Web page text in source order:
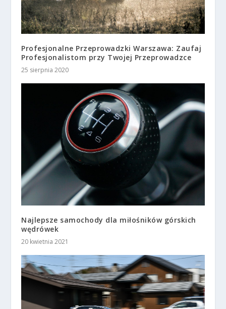
Profesjonalne Przeprowadzki Warszawa: Zaufaj
Profesjonalistom przy Twojej Przeprowadzce
25 sierpnia 2020
Najlepsze samochody dla miłośników górskich
wędrówek
20 kwietnia 2021